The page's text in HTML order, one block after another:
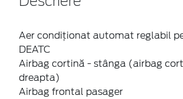
Aer condiționat automat reglabil
DEATC
Airbag cortină - stânga (airbag
dreapta)
Airbag frontal pasager